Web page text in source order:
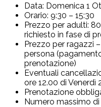
Data: Domenica 1
Orario: 9:30 – 15:30
Prezzo per adulti:
richiesto in fase di
Prezzo per ragazzi
persona
prenotazione)
Eventuali
ore 12.00 di Venerdì
Prenotazione
Numero massimo